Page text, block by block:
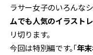
ラサー女子のいろんな
ムでも人気のイラスト
リ切ります。
今回は特別編です。「年